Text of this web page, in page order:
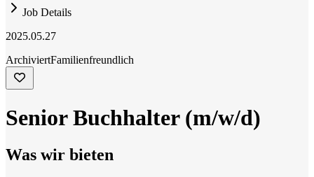
Job Details
2025.05.27
ArchiviertFamilienfreundlich
Senior Buchhalter (m/w/d)
Was wir bieten